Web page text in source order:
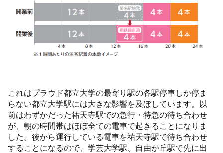
これはプラウド都立大学の最寄り駅の各駅停車しか停ま
らない都立大学駅には大きな影響を及ぼしています。以
前はわずかだった祐天寺駅での急行・特急の待ち合わせ
が、朝の時間帯はほぼ全ての電車で起きることになりま
した。後から運行している電車を祐天寺駅で待ち合わせ
することになるので、学芸大学駅、自由が丘駅で先に出